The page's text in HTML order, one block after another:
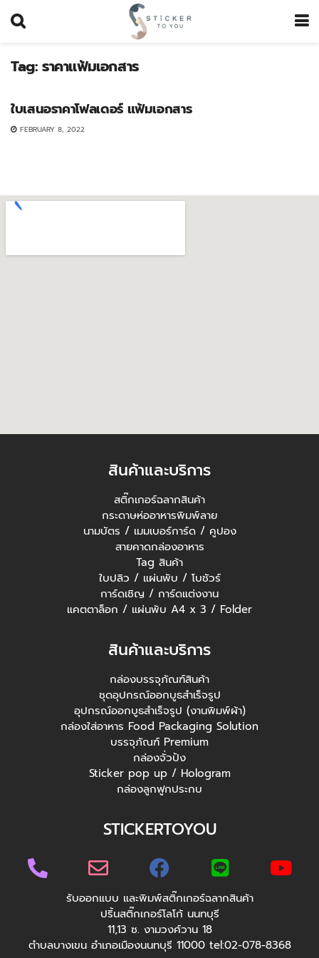
Tag: ราคาแฟ้มเอกสาร
UNCATEGORIZED
ใบเสนอราคาโฟลเดอร์ แฟ้มเอกสาร
FEBRUARY 8, 2022
สินค้าและบริการ
สติ๊กเกอร์ฉลากสินค้า
กระดาษห่ออาหารพิมพ์ลาย
นามบัตร / เมมเบอร์การ์ด / คูปอง
สายคาดกล่องอาหาร
Tag สินค้า
ใบปลิว / แผ่นพับ / โบชัวร์
การ์ดเชิญ / การ์ดแต่งงาน
แคตตาล็อก / แผ่นพับ A4 x 3 / Folder
สินค้าและบริการ
กล่องบรรจุภัณฑ์สินค้า
ชุดอุปกรณ์ออกบูธสำเร็จรูป
อุปกรณ์ออกบูธสำเร็จรูป (งานพิมพ์ผ้า)
กล่องใส่อาหาร Food Packaging Solution
บรรจุภัณฑ์ Premium
กล่องจั่วปัง
Sticker pop up / Hologram
กล่องลูกฟูกประกบ
STICKERTOYOU
รับออกแบบ และพิมพ์สติ๊กเกอร์ฉลากสินค้า
ปริ้นสติ๊กเกอร์โลโก้ นนทบุรี
11,13 ซ. งามวงศ์วาน 18
ตำบลบางเขน อำเภอเมืองนนทบุรี 11000 tel:02-078-8368